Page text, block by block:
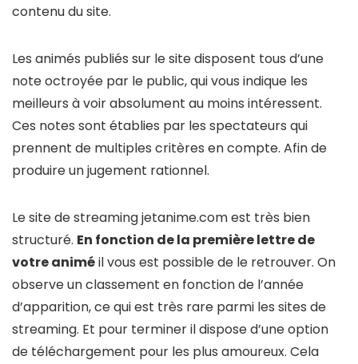
contenu du site.
Les animés publiés sur le site disposent tous d’une
note octroyée par le public, qui vous indique les
meilleurs à voir absolument au moins intéressent.
Ces notes sont établies par les spectateurs qui
prennent de multiples critères en compte. Afin de
produire un jugement rationnel.
Le site de streaming jetanime.com est très bien
structuré. En fonction de la première lettre de
votre animéil vous est possible de le retrouver. On
observe un classement en fonction de l’année
d’apparition, ce qui est très rare parmi les sites de
streaming. Et pour terminer il dispose d’une option
de téléchargement pour les plus amoureux. Cela